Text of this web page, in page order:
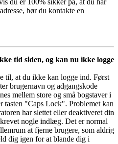
du er 100% sikker på, at du har
bør du kontakte en
tid siden, og kan nu ikke logge
til, at du ikke kan logge ind. Først
brugernavn og adgangskode
mellem store og små bogstaver i
tasten "Caps Lock". Problemet kan
har slettet eller deaktiveret din
nogle indlæg. Det er normal
at fjerne brugere, som aldrig
dig igen for at blande dig i